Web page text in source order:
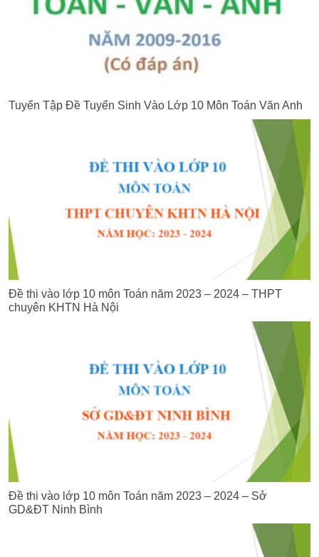
Tuyển Tập Đề Tuyển Sinh Vào Lớp 10 Môn Toán Văn Anh
Đề thi vào lớp 10 môn Toán năm 2023 – 2024 – THPT
chuyên KHTN Hà Nội
Đề thi vào lớp 10 môn Toán năm 2023 – 2024 – Sở
GD&ĐT Ninh Bình